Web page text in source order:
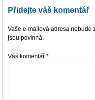
Přidejte váš komentář
Vaše e-mailová adresa nebude
jsou povinná.
Váš komentář *